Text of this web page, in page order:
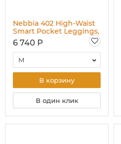
Nebbia 402 High-Waist
Smart Pocket Leggings,
светло-голубой
6 740 Р
M
В корзину
В один клик